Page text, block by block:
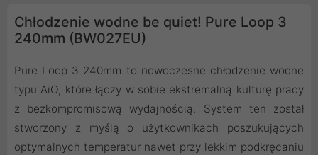
Chłodzenie wodne be quiet! Pure Loop 3
240mm (BW027EU)
Pure Loop 3 240mm to nowoczesne chłodzenie wodne
typu AiO, które łączy w sobie ekstremalną kulturę pracy
z bezkompromisową wydajnością. System ten został
stworzony z myślą o użytkownikach poszukujących
optymalnych temperatur nawet przy lekkim podkręcaniu